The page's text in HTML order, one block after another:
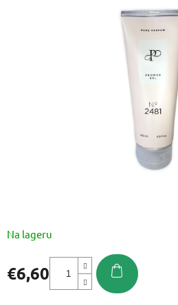
€6,60
Na lageru